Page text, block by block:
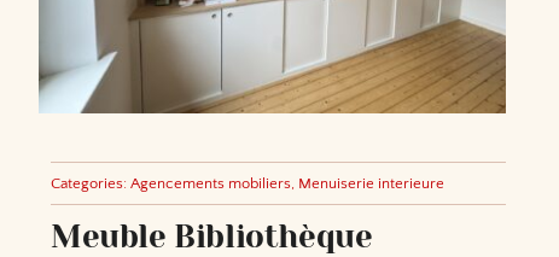
Categories: Agencements mobiliers, Menuiserie interieure
Meuble Bibliothèque